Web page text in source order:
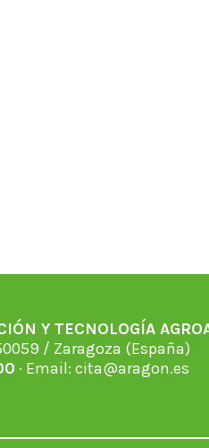
Y TECNOLOGÍA
/ Zaragoza (España)
· Email: cita@aragon.es